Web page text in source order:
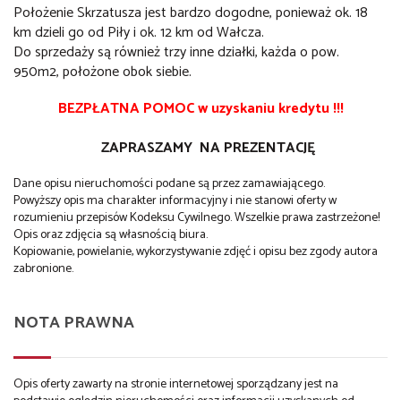
Położenie Skrzatusza jest bardzo dogodne, ponieważ ok. 18
km dzieli go od Piły i ok. 12 km od Wałcza.
Do sprzedaży są również trzy inne działki, każda o pow.
950m2, położone obok siebie.
BEZPŁATNA POMOC w uzyskaniu kredytu !!!
ZAPRASZAMY NA PREZENTACJĘ
Dane opisu nieruchomości podane są przez zamawiającego.
Powyższy opis ma charakter informacyjny i nie stanowi oferty w
rozumieniu przepisów Kodeksu Cywilnego. Wszelkie prawa zastrzeżone!
Opis oraz zdjęcia są własnością biura.
Kopiowanie, powielanie, wykorzystywanie zdjęć i opisu bez zgody autora
zabronione.
NOTA PRAWNA
Opis oferty zawarty na stronie internetowej sporządzany jest na